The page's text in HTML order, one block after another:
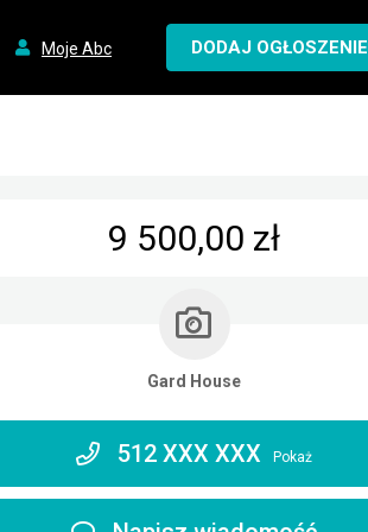
Moje Abc DODAJ OGŁOSZENIE
9 500,00 zł
Gard House
512 XXX XXX Pokaż